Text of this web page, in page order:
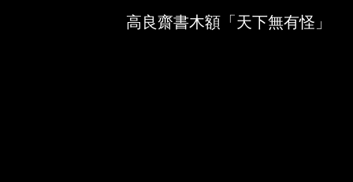
高良齋書木額「天下無有怪」